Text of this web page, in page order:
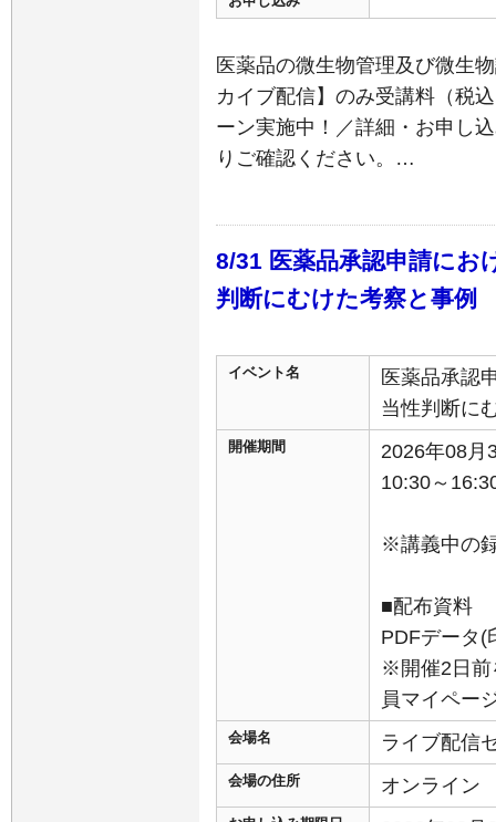
医薬品の微生物管理及び微生
カイブ配信】のみ受講料（税
ーン実施中！／詳細・お申し
りご確認ください。…
8/31 医薬品承認申請にお
判断にむけた考察と事例
イベント名
医薬品承認
当性判断に
開催期間
2026年08月
10:30～
※講義中の
■配布資料
PDFデータ(
※開催2日前
員マイペー
会場名 ライブ配信
会場の住所 オンライン